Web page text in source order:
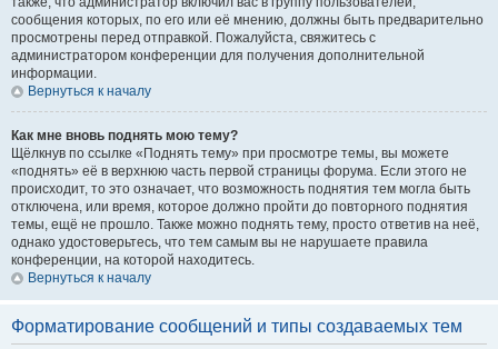
сообщения которых, по его или её мнению, должны быть предварительно
просмотрены перед отправкой. Пожалуйста, свяжитесь с
администратором конференции для получения дополнительной
информации.
Вернуться к началу
Как мне вновь поднять мою тему?
Щёлкнув по ссылке «Поднять тему» при просмотре темы, вы можете
«поднять» её в верхнюю часть первой страницы форума. Если этого не
происходит, то это означает, что возможность поднятия тем могла быть
отключена, или время, которое должно пройти до повторного поднятия
темы, ещё не прошло. Также можно поднять тему, просто ответив на неё,
однако удостоверьтесь, что тем самым вы не нарушаете правила
конференции, на которой находитесь.
Вернуться к началу
Форматирование сообщений и типы создаваемых тем